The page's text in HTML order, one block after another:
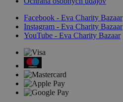
Facebook - Eva Charity Bazaar
Instagram - Eva Charity Bazaar
YouTube - Eva Charity Bazaar